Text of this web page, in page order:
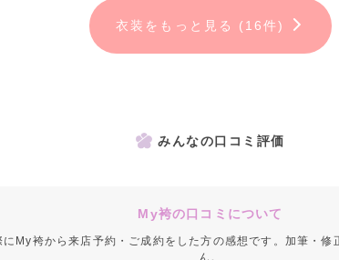
衣装をもっと見る (16件)
みんなの口コミ評価
My袴の口コミについて
My袴から来店予約・ご成約をした方の感想です。加筆・修
ん。